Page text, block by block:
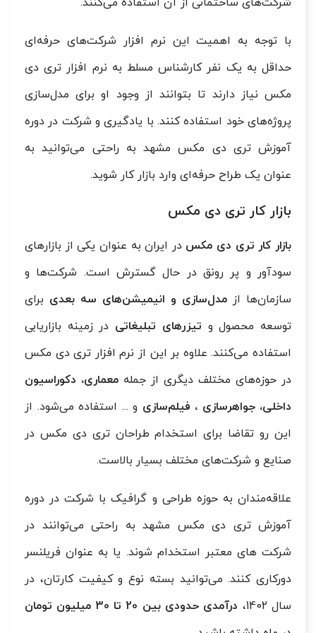
شرکت‌های ساختمانی از آن استفاده می‌کنند.
با توجه به اهمیت این نرم افزار شرکت‌های حرفه‌ای
حداقل به یک نفر کارشناس مسلط به نرم افزار تری دی
مکس نیاز دارند تا بتوانند از وجود او برای مدل‌سازی
پروژه‌های خود استفاده کنند. با یادگیری و شرکت در دوره
آموزش تری دی مکس مشهد به راحتی می‌توانید به
عنوان یک طراح حرفه‌ای وارد بازار کار شوید.
بازار کار تری دی مکس
بازار کار تری دی مکس در ایران به عنوان یکی از بازارهای
سودآور و پر رونق در حال گسترش است. شرکت‌ها و
سازمان‌ها از مدل‌سازی و انیمیشن‌های سه بعدی برای
توسعه محصول و تیزرهای تبلیغاتی در زمینه بازاریابی
استفاده می‌کنند. علاوه بر این از نرم افزار تری دی مکس
در حوزه‌های مختلف دیگری از جمله معماری، دکوراسیون
داخلی، جواهرسازی ، فیلم‌سازی و ... استفاده می‌شود. از
این رو تقاضا برای استخدام طراحان تری دی مکس در
صنایع و شرکت‌های مختلف بسیار بالاست.
علاقه‌مندان به حوزه طراحی و گرافیک با شرکت در دوره
آموزش تری دی مکس مشهد به راحتی می‌توانند در
شرکت های معتبر استخدام شوند. یا به عنوان فریلنسر
دورکاری کنند. می‌توانید بسته نوع و کیفیت کارتان، در
سال 1402،
درآمدی حدودی بین 20 تا 30 میلیون تومان